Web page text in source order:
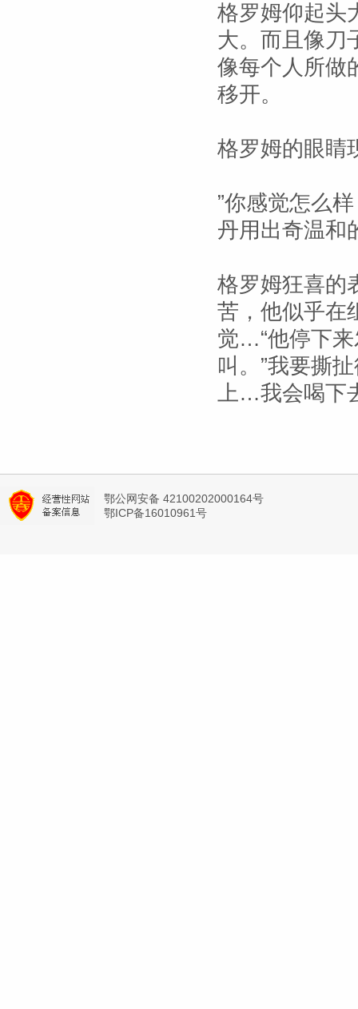
格罗姆仰起头
大。而且像刀
像每个人所做
移开。
格罗姆的眼睛
”你感觉怎么
丹用出奇温和
格罗姆狂喜的
苦，他似乎在
觉…“他停下
叫。”我要撕
上…我会喝下
鄂公网安备 42100202000164号
鄂ICP备16010961号